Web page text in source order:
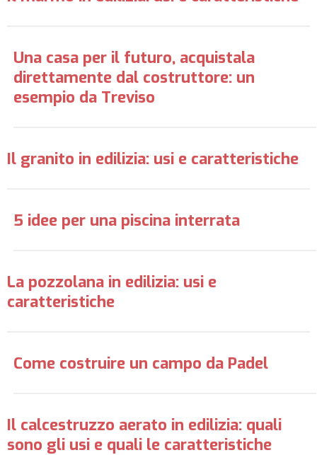
Una casa per il futuro, acquistala
direttamente dal costruttore: un
esempio da Treviso
Il granito in edilizia: usi e caratteristiche
5 idee per una piscina interrata
La pozzolana in edilizia: usi e
caratteristiche
Come costruire un campo da Padel
Il calcestruzzo aerato in edilizia: quali
sono gli usi e quali le caratteristiche